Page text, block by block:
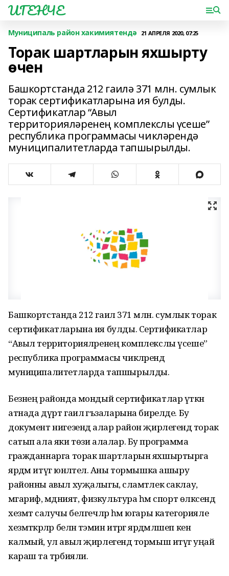
ИГЕНЧЕ
Муниципаль район хакимиятендә 21 АПРЕЛЯ 2020, 07:25
Торак шартларын яхшырту
өчен
Башкортстанда 212 гаилә 371 млн. сумлык
торак сертификатларына ия булды.
Сертификатлар “Авыл
территорияләренең комплекслы үсеше”
республика программасы чикләрендә
муниципалитетларда тапшырылды.
Башкортстанда 212 гаилә 371 млн. сумлык торак
сертификатларына ия булды. Сертификатлар
“Авыл территорияләренең комплекслы үсеше”
республика программасы чикләрендә
муниципалитетларда тапшырылды.
Безнең районда мондый сертификатлар үткән
атнада дүрт гаилә әгъзаларына бирелде. Бу
документ нигезендә алар район җирлегендә торак
сатып ала яки төзи алалар. Бу программа
гражданнарга торак шартларын яхшыртырга
ярдәм итүгә юнәлтелә. Аны тормышка ашыру
районны авыл хуҗалыгы, сәламәтлек саклау,
мәгариф, мәдәният, физкультура һәм спорт өлкәсендә
хезмәт салучы белгечләр һәм югары категорияле
хезмәткәрләр белән тәэмин итәргә ярдәмләшеп кенә
калмый, ул авыл җирлегендә тормыш итүгә уңай
караш та тәрбияли.